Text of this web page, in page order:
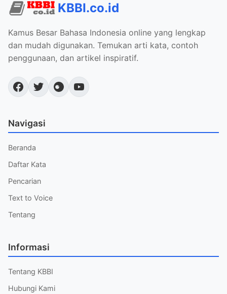
KBBI.co.id
Kamus Besar Bahasa Indonesia online yang lengkap
dan mudah digunakan. Temukan arti kata, contoh
penggunaan, dan artikel inspiratif.
Navigasi
Beranda
Daftar Kata
Pencarian
Text to Voice
Tentang
Informasi
Tentang KBBI
Hubungi Kami